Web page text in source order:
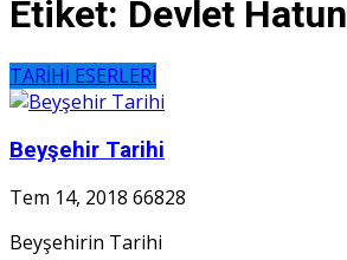
Etiket: Devlet Hatun
TARİHİ ESERLERİ
Beyşehir Tarihi
Tem 14, 2018 66828
Beyşehirin Tarihi